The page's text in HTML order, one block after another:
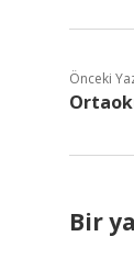
Önceki
Bir